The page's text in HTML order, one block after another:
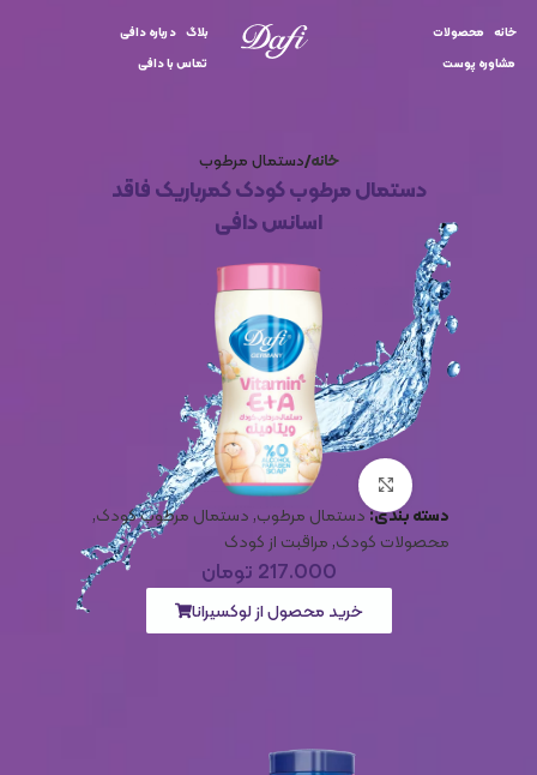
خانه محصولات
مشاوره پوست
بلاگ درباره دافی
تماس با دافی
خانه دستمال مرطوب
دستمال مرطوب کودک کمرباریک فاقد
اسانس دافی
برای بزرگنمایی کلیک کنید
دسته بندی:دستمال مرطوب,دستمال مرطوب کودک,
محصولات کودک,مراقبت از کودک
217.000تومان
خرید محصول از لوکسیرانا